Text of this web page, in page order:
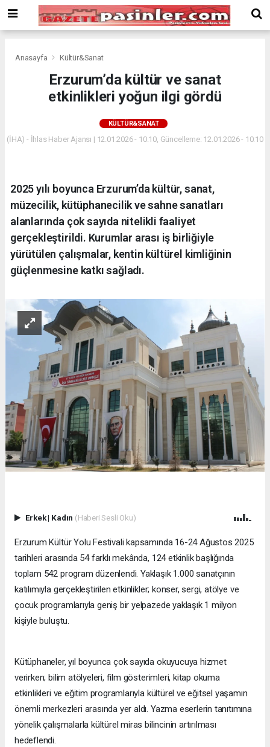
Bonusu
Veren
deneme
siteler
Veren
Anasayfa Kültür&Sanat
Erzurum’da kültür ve sanat
etkinlikleri yoğun ilgi gördü
KÜLTÜR&SANAT
(İHA) - İhlas Haber Ajansı | 12.01.2026 - 10:10, Güncelleme: 12.01.2026 - 10:10
2025 yılı boyunca Erzurum’da kültür, sanat,
müzecilik, kütüphanecilik ve sahne sanatları
alanlarında çok sayıda nitelikli faaliyet
gerçekleştirildi. Kurumlar arası iş birliğiyle
yürütülen çalışmalar, kentin kültürel kimliğinin
güçlenmesine katkı sağladı.
Erkek| Kadın (Haberi Sesli Oku)
Erzurum Kültür Yolu Festivali kapsamında 16-24 Ağustos 2025
tarihleri arasında 54 farklı mekânda, 124 etkinlik başlığında
toplam 542 program düzenlendi. Yaklaşık 1.000 sanatçının
katılımıyla gerçekleştirilen etkinlikler; konser, sergi, atölye ve
çocuk programlarıyla geniş bir yelpazede yaklaşık 1 milyon
kişiyle buluştu.
Kütüphaneler, yıl boyunca çok sayıda okuyucuya hizmet
verirken; bilim atölyeleri, film gösterimleri, kitap okuma
etkinlikleri ve eğitim programlarıyla kültürel ve eğitsel yaşamın
önemli merkezleri arasında yer aldı. Yazma eserlerin tanıtımına
yönelik çalışmalarla kültürel miras bilincinin artırılması
hedeflendi.